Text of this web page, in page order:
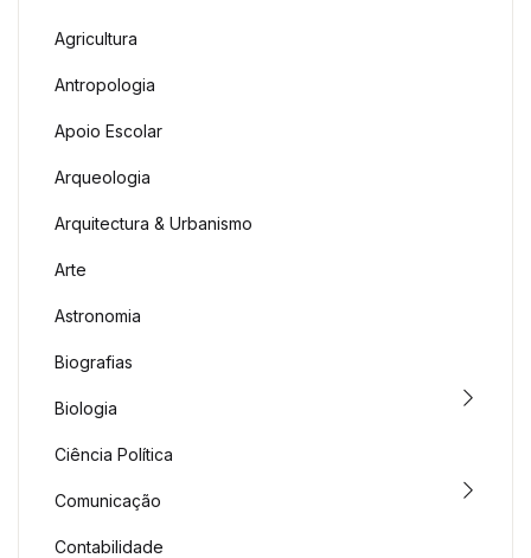
Agricultura
Antropologia
Apoio Escolar
Arqueologia
Arquitectura & Urbanismo
Arte
Astronomia
Biografias
Biologia
Ciência Política
Comunicação
Contabilidade